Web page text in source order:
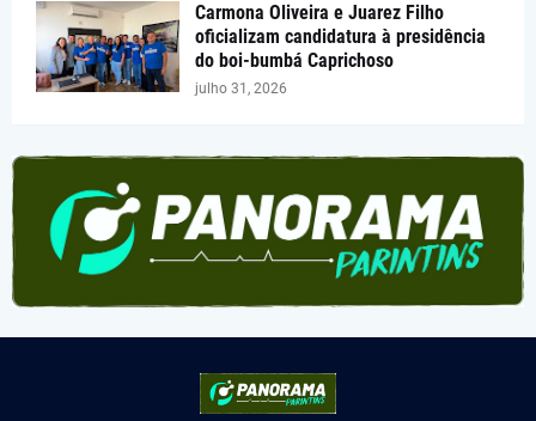
Carmona Oliveira e Juarez Filho
oficializam candidatura à presidência
do boi-bumbá Caprichoso
julho 31, 2026